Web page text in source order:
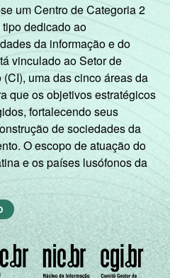
um Centro de Categoria 2
dedicado ao
da informação e do
vinculado ao Setor de
uma das cinco áreas da
que os objetivos estratégicos
fortalecendo seus
de sociedades da
O escopo de atuação do
e os países lusófonos da